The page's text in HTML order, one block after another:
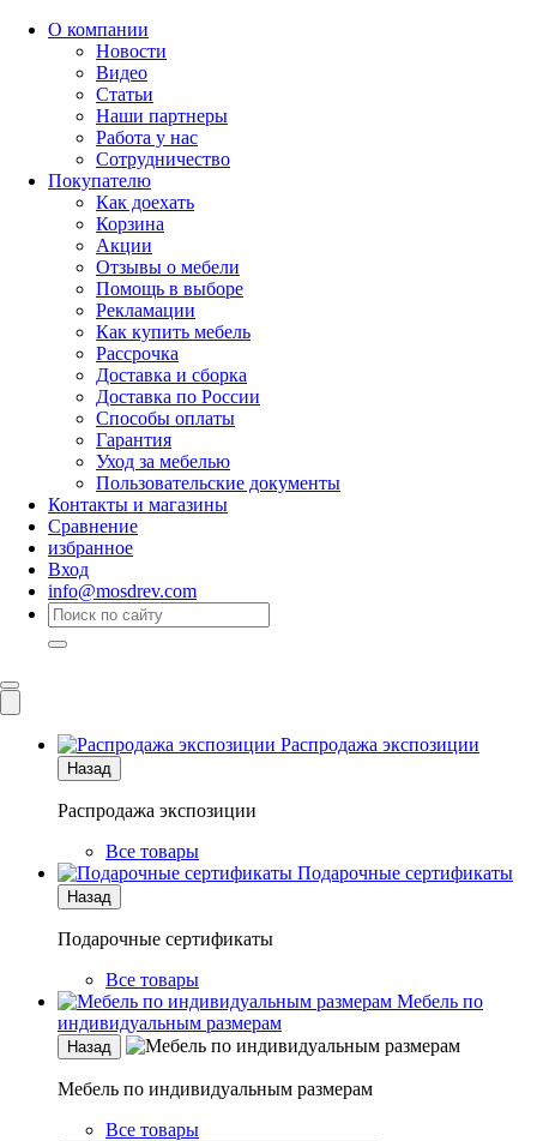
О компании
Новости
Видео
Статьи
Наши партнеры
Работа у нас
Сотрудничество
Покупателю
Как доехать
Корзина
Акции
Отзывы о мебели
Помощь в выборе
Рекламации
Как купить мебель
Рассрочка
Доставка и сборка
Доставка по России
Способы оплаты
Гарантия
Уход за мебелью
Пользовательские документы
Контакты и магазины
Сравнение
избранное
Вход
info@mosdrev.com
Распродажа экспозиции
Назад
Распродажа экспозиции
Все товары
Подарочные сертификаты
Назад
Подарочные сертификаты
Все товары
Мебель по
индивидуальным размерам
Назад
Мебель по индивидуальным размерам
Все товары